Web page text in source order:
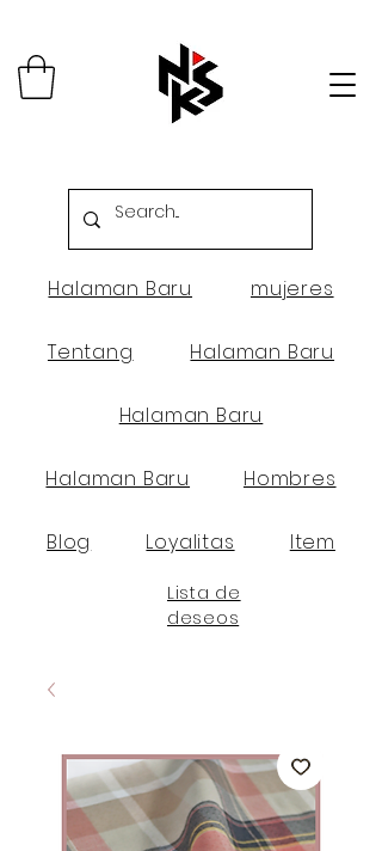
Halaman Baru mujeres
Tentang Halaman Baru
Halaman Baru
Halaman Baru Hombres
Blog Loyalitas Item
Lista de
deseos